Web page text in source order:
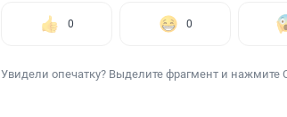
0 0
Увидели опечатку? Выделите фрагмент и нажмите